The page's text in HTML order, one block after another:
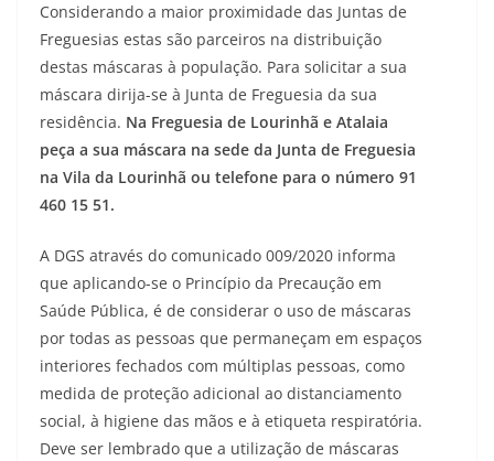
Considerando a maior proximidade das Juntas de
Freguesias estas são parceiros na distribuição
destas máscaras à população. Para solicitar a sua
máscara dirija-se à Junta de Freguesia da sua
residência. Na Freguesia de Lourinhã e Atalaia
peça a sua máscara na sede da Junta de Freguesia
na Vila da Lourinhã ou telefone para o número 91
460 15 51.
A DGS através do comunicado 009/2020 informa
que aplicando-se o Princípio da Precaução em
Saúde Pública, é de considerar o uso de máscaras
por todas as pessoas que permaneçam em espaços
interiores fechados com múltiplas pessoas, como
medida de proteção adicional ao distanciamento
social, à higiene das mãos e à etiqueta respiratória.
Deve ser lembrado que a utilização de máscaras